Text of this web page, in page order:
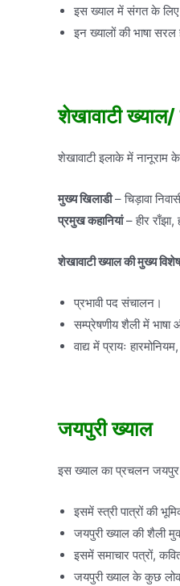
इस ख्याल में संगत के लिए
इन ख्यालों की भाषा सरल
शेखावाटी ख्याल/
शेखावाटी इलाके में नानूराम
मुख्य खिलाडी– चिड़ावा
प्रमुख कहानियां– हीर
शेखावाटी ख्याल की मुख्य
प्रभावी पद संचालन।
सम्प्रेषणीय शैली में भाषा
वाद्य में प्रायः
जयपुरी ख्याल
इस ख्याल का प्रचलन
इसमें स्त्री पात्रों की
जयपुरी ख्याल की शैली
इसमें समाचार पत्रों,
जयपुरी ख्याल के कुछ